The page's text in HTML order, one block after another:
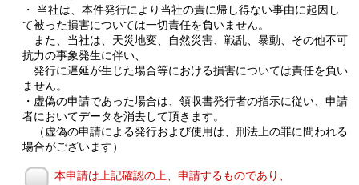
・ 当社は、本件発行により当社の責に帰し得ない事由に起因し
て被った損害については一切責任を負いません。
また、当社は、天災地変、自然災害、戦乱、暴動、その他不可
抗力の事象発生に伴い、
発行に遅延が生じた場合等における損害については責任を負い
ません。
・虚偽の申請であった場合は、領収書発行者の指示に従い、申請
者においてデータを消去して頂きます。
（虚偽の申請による発行および使用は、刑法上の罪に問われる
場合がございます）
本申請は上記確認の上、申請するものであり、